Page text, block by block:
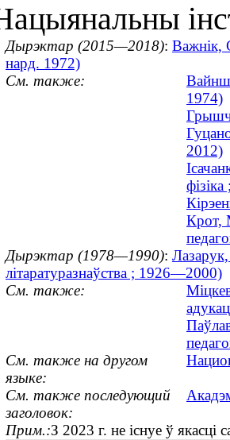
Дырэктар (2015—2018): Важнік,
нард. 1972)
См. также:
1974)
2012)
Крот,
Дырэктар (1978—1990):
літаратуразнаўства ; 1926—2000)
См. также:
См. также на другом
языке:
См. также последующий
заголовок:
Прим.:З 2023 г. не існуе ў